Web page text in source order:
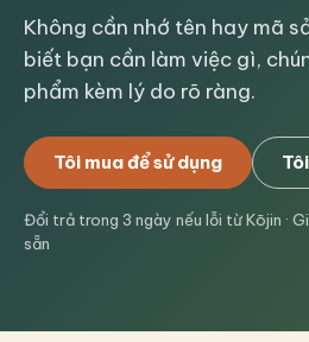
Không cần nhớ tên hay mã
biết bạn cần làm việc gì,
phẩm kèm lý do rõ ràng.
Tôi mua để sử dụng
Đổi trả trong 3 ngày nếu lỗi từ Kōjin ·
sẵn